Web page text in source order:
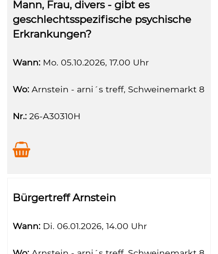
Mann, Frau, divers - gibt es
geschlechtsspezifische psychische
Erkrankungen?
Wann: Mo. 05.10.2026, 17.00 Uhr
Wo: Arnstein - arni´s treff, Schweinemarkt 8
Nr.: 26-A30310H
Bürgertreff Arnstein
Wann: Di. 06.01.2026, 14.00 Uhr